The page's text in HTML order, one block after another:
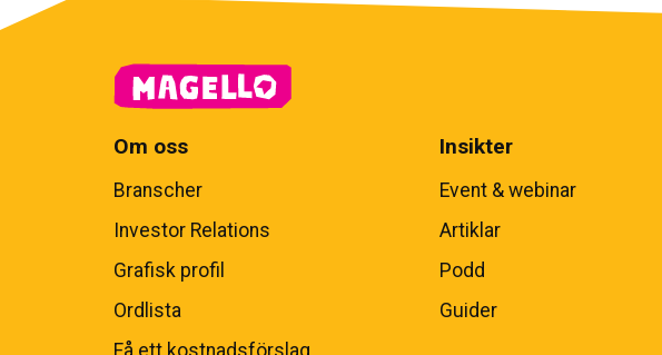
Om oss
Branscher
Investor Relations
Grafisk profil
Ordlista
Få ett kostnadsförslag
Insikter
Event & webinar
Artiklar
Podd
Guider